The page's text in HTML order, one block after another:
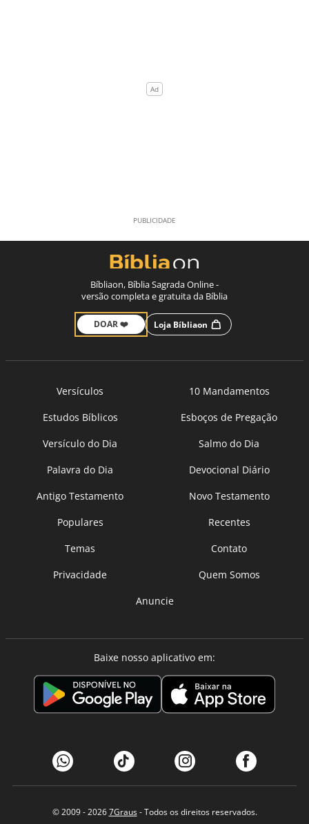
Bíbliaon, Bíblia Sagrada Online -
versão completa e gratuita da Bíblia
DOAR ❤️ Loja Bíbliaon
Versículos
10 Mandamentos
Estudos Bíblicos
Esboços de Pregação
Versículo do Dia
Salmo do Dia
Palavra do Dia
Devocional Diário
Antigo Testamento
Novo Testamento
Populares
Recentes
Temas
Contato
Privacidade
Quem Somos
Anuncie
Baixe nosso aplicativo em:
© 2009 - 20267Graus- Todos os direitos reservados.